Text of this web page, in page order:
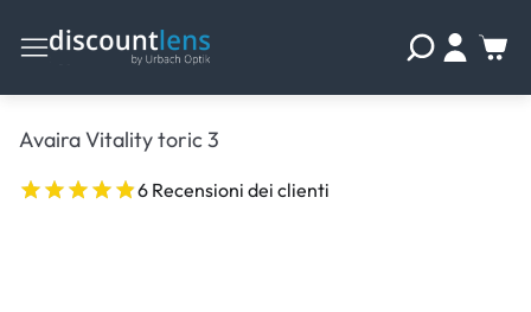
Avaira Vitality toric 3
6 Recensioni dei clienti